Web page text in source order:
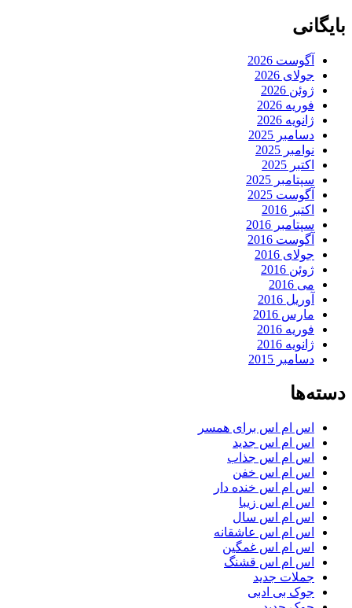
بایگانی
آگوست 2026
جولای 2026
ژوئن 2026
فوریه 2026
ژانویه 2026
دسامبر 2025
نوامبر 2025
اکتبر 2025
سپتامبر 2025
آگوست 2025
اکتبر 2016
سپتامبر 2016
آگوست 2016
جولای 2016
ژوئن 2016
می 2016
آوریل 2016
مارس 2016
فوریه 2016
ژانویه 2016
دسامبر 2015
دسته‌ها
اس ام اس برای همسر
اس ام اس جدید
اس ام اس جذاب
اس ام اس خفن
اس ام اس خنده دار
اس ام اس زیبا
اس ام اس سال
اس ام اس عاشقانه
اس ام اس غمگین
اس ام اس قشنگ
جملات جدید
جوک بی ادبی